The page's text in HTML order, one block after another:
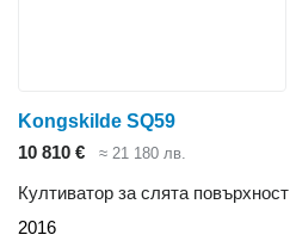
Kongskilde SQ59
10 810 €
≈ 21 180 лв.
Култиватор за слята повърхност
2016